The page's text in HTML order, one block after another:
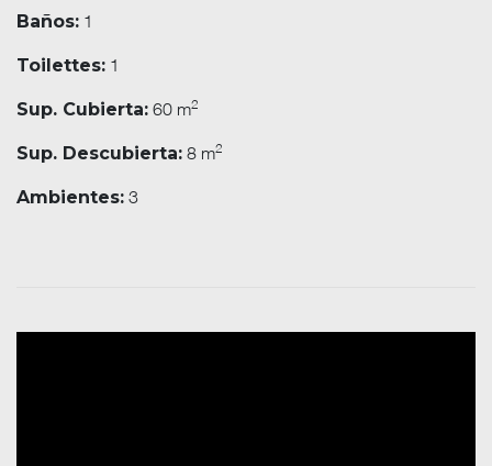
Baños: 1
Toilettes: 1
Sup. Cubierta: 60 m2
Sup. Descubierta: 8 m2
Ambientes: 3